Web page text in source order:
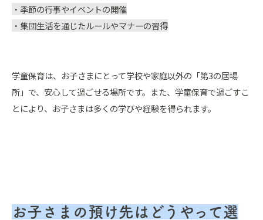
・季節の行事やイベントの開催
・集団生活を通じたルールやマナーの習得
学童保育は、お子さまにとって学校や家庭以外の「第3の居場
所」で、安心して過ごせる場所です。また、学童保育で過ごすこ
とにより、お子さまは多くの学びや経験を得られます。
お子さまの預け先はどうやって選